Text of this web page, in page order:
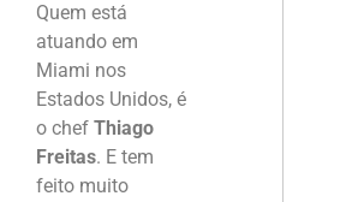
Quem está
atuando em
Miami nos
Estados Unidos, é
o chef Thiago
Freitas. E tem
feito muito